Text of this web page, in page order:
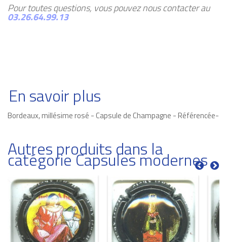
Pour toutes questions, vous pouvez nous contacter au
03.26.64.99.13
En savoir plus
Bordeaux, millésime rosé - Capsule de Champagne - Référencée-
Autres produits dans la
catégorie Capsules modernes